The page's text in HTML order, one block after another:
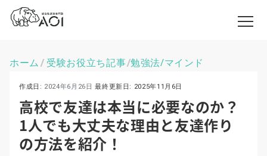
ホーム \ 受験お役立ち記事\勉強法/マインド
作成日: 2024年6月26日最終更新日: 2025年11月6日
高校で友達は本当に必要なのか？
1人でも大丈夫な理由と友達作り
の方法を紹介！